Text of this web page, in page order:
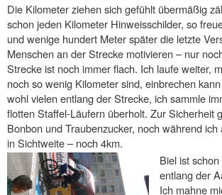
Die Kilometer ziehen sich gefühlt übermäßig
schon jeden Kilometer Hinweisschilder, so
und wenige hundert Meter später die letzte
Menschen an der Strecke motivieren – nur
Strecke ist noch immer flach. Ich laufe weiter,
noch so wenig Kilometer sind, einbrechen
wohl vielen entlang der Strecke, ich sammle
flotten Staffel-Läufern überholt. Zur Sicherheit
Bonbon und Traubenzucker, noch während
in Sichtweite – noch 4km.
Biel ist
entlang der
Ich mahne